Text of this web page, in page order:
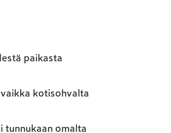
paikasta
kotisohvalta
tunnukaan omalta